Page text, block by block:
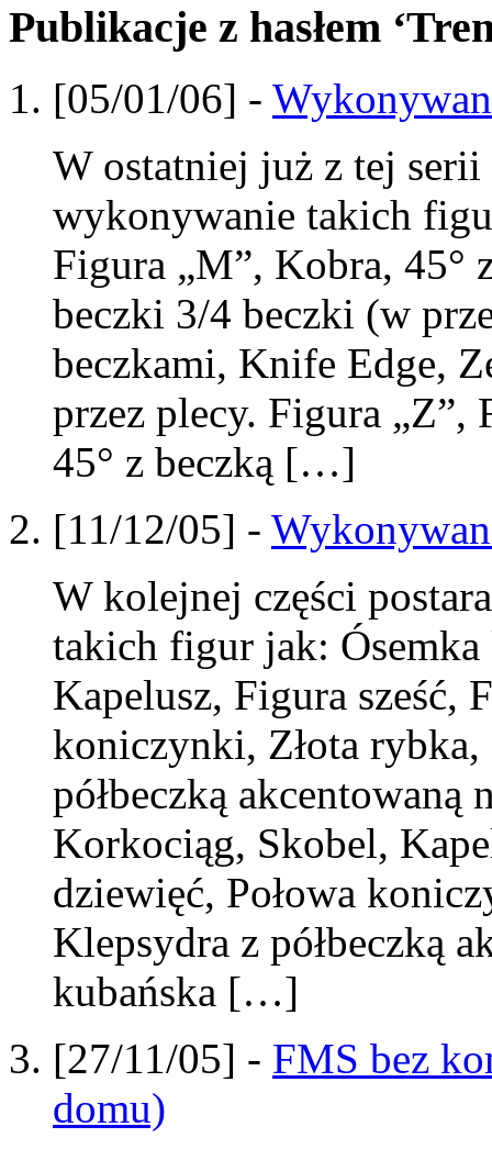
Publikacje z hasłem
[05/01/06] -
W ostatniej już z tej serii
wykonywanie takich
Figura „M”, Kobra, 45°
beczki 3/4 beczki (w
beczkami, Knife Edge,
przez plecy. Figura „Z”,
45° z beczką […]
[11/12/05] -
W kolejnej części
takich figur jak:
Kapelusz, Figura sześć,
koniczynki, Złota
półbeczką akcentowaną
Korkociąg, Skobel,
dziewięć, Połowa
Klepsydra z półbeczką
kubańska […]
[27/11/05] - FMS bez
domu)